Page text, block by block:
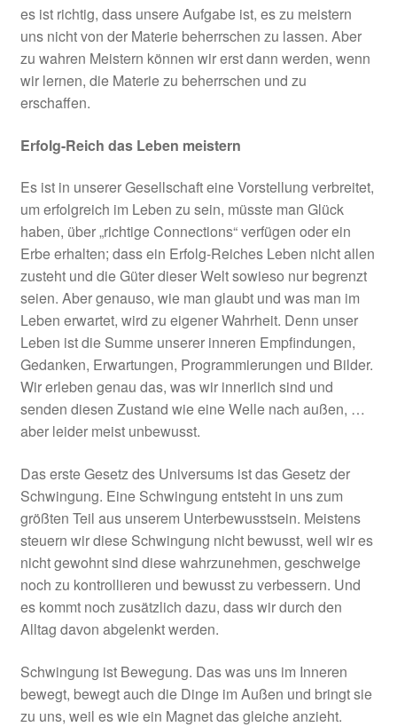
es ist richtig, dass unsere Aufgabe ist, es zu meistern
uns nicht von der Materie beherrschen zu lassen. Aber
zu wahren Meistern können wir erst dann werden, wenn
wir lernen, die Materie zu beherrschen und zu
erschaffen.
Erfolg-Reich das Leben meistern
Es ist in unserer Gesellschaft eine Vorstellung verbreitet,
um erfolgreich im Leben zu sein, müsste man Glück
haben, über „richtige Connections“ verfügen oder ein
Erbe erhalten; dass ein Erfolg-Reiches Leben nicht allen
zusteht und die Güter dieser Welt sowieso nur begrenzt
seien. Aber genauso, wie man glaubt und was man im
Leben erwartet, wird zu eigener Wahrheit. Denn unser
Leben ist die Summe unserer inneren Empfindungen,
Gedanken, Erwartungen, Programmierungen und Bilder.
Wir erleben genau das, was wir innerlich sind und
senden diesen Zustand wie eine Welle nach außen, …
aber leider meist unbewusst.
Das erste Gesetz des Universums ist das Gesetz der
Schwingung. Eine Schwingung entsteht in uns zum
größten Teil aus unserem Unterbewusstsein. Meistens
steuern wir diese Schwingung nicht bewusst, weil wir es
nicht gewohnt sind diese wahrzunehmen, geschweige
noch zu kontrollieren und bewusst zu verbessern. Und
es kommt noch zusätzlich dazu, dass wir durch den
Alltag davon abgelenkt werden.
Schwingung ist Bewegung. Das was uns im Inneren
bewegt, bewegt auch die Dinge im Außen und bringt sie
zu uns, weil es wie ein Magnet das gleiche anzieht.